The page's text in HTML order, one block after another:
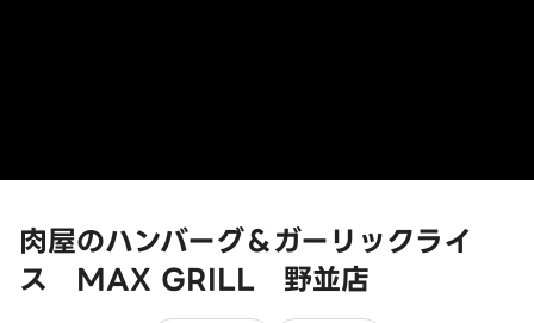
肉屋のハンバーグ＆ガーリックライ
ス MAX GRILL 野並店